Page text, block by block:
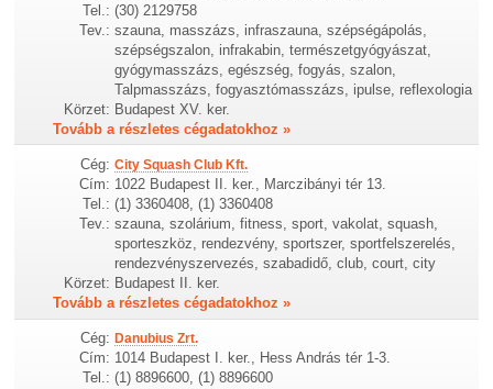
Tel.: (30) 2129758
Tev.: szauna, masszázs, infraszauna, szépségápolás,
szépségszalon, infrakabin, természetgyógyászat,
gyógymasszázs, egészség, fogyás, szalon,
Talpmasszázs, fogyasztómasszázs, ipulse, reflexologia
Körzet: Budapest XV. ker.
Tovább a részletes cégadatokhoz »
Cég: City Squash Club Kft.
Cím: 1022 Budapest II. ker., Marczibányi tér 13.
Tel.: (1) 3360408, (1) 3360408
Tev.: szauna, szolárium, fitness, sport, vakolat, squash,
sporteszköz, rendezvény, sportszer, sportfelszerelés,
rendezvényszervezés, szabadidő, club, court, city
Körzet: Budapest II. ker.
Tovább a részletes cégadatokhoz »
Cég: Danubius Zrt.
Cím: 1014 Budapest I. ker., Hess András tér 1-3.
Tel.: (1) 8896600, (1) 8896600